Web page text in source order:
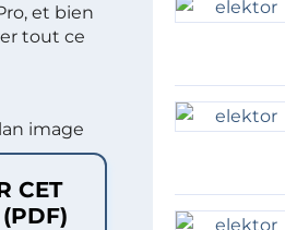
et bien
tout ce
CET